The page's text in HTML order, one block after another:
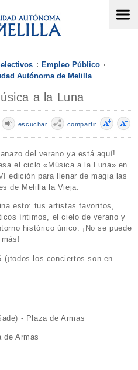
Empleo Público
Autónoma de Melilla
a la Luna
compartir
escuchar
del verano ya está aquí!
el ciclo «Música a la Luna» en
edición para llenar de magia las
de Melilla la Vieja.
esto: tus artistas favoritos,
íntimos, el cielo de verano y
histórico único. ¡No se puede
más!
los conciertos son en
- Plaza de Armas
de Armas